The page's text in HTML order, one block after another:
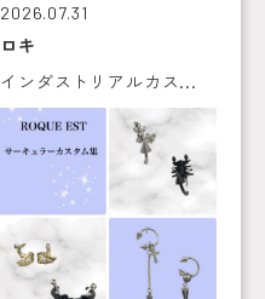
2026.07.31
ロキ
インダストリアルカス...